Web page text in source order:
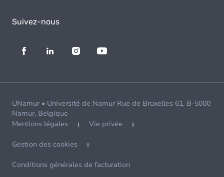
Suivez-nous
UNamur • Université de Namur Rue de Bruxelles 61, B-5000
Namur, Belgique
Mentions légales
Vie privée
Gestion des cookies
Conditions générales de facturation